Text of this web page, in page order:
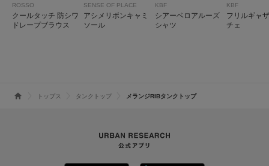
ROSSO
クールタッチ 防シワ
ドレープブラウス
SENSE OF PLACE
アシメリボンキャミ
ソール
KBF
シアーベロアルーズ
シャツ
KBF
フリルギャ
チェ
トップス タンクトップ メランジRIBタンクトップ